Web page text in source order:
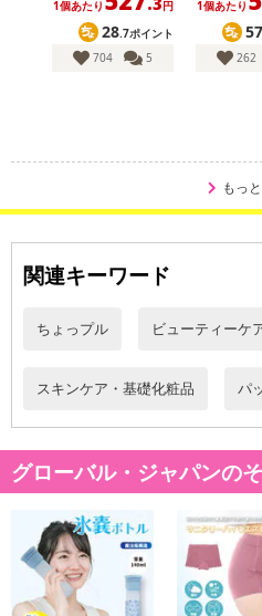
・原産国（最終加工地）：日本
・原材料/材質/素材：
レーヨン
水、BG、グリセリン、ヒト脂肪
ト幹細胞順化培養液、ヒト脂肪細
細胞順化培養液、ガラクトミセス
レオチド、アルブチン、キュウリ
1個あたり 円
28.7ポイント
704
5
1個あたり
57
262
もっ
関連キーワード
ちょっプル ビューティーケ
スキンケア・基礎化粧品 パ
グローバル・ジャパンの